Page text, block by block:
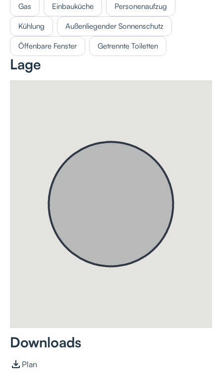
Gas Einbauküche Personenaufzug
Kühlung Außenliegender Sonnenschutz
Öffenbare Fenster Getrennte Toiletten
Lage
Downloads
Plan